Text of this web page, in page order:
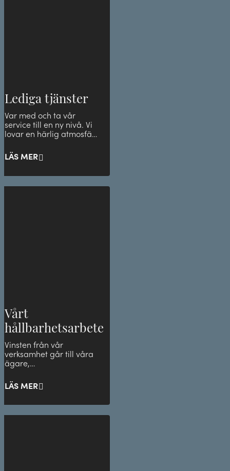
Lediga tjänster
Var med och ta vår
service till en ny nivå. Vi
lovar en härlig atmosfär
medarbetare. Se nedan
för våra l
LÄS MER
Vårt
hållbarhetsarbete
Vinsten från vår
verksamhet går till våra
ägare,
sin tur hjälper mindre
privilegierade grupp
LÄS MER